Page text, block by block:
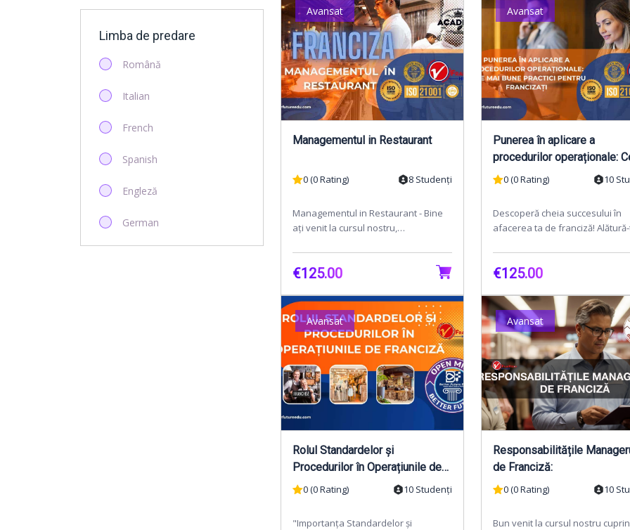
Limba de predare
Română
Italian
French
Spanish
Engleză
German
Avansat
Managementul in Restaurant
0 (0 Rating) 8 Studenți
Managementul in Restaurant - Bine
ați venit la cursul nostru,
Acest curs cuprinzător este...
€125.00
Avansat
Punerea în aplicare a
procedurilor operaționale:
mai bune practici pentru
0 (0 Rating) 10
Descoperă cheia succesului în
afacerea ta de franciză!
**"Punerea în a...
€125.00
Avansat
Rolul Standardelor și
Procedurilor în Operațiunile de
Franciză
0 (0 Rating) 10 Studenți
"Importanța Standardelor și
Avansat
Responsabilitățile
de Franciză:
0 (0 Rating) 10
Bun venit la cursul nostru